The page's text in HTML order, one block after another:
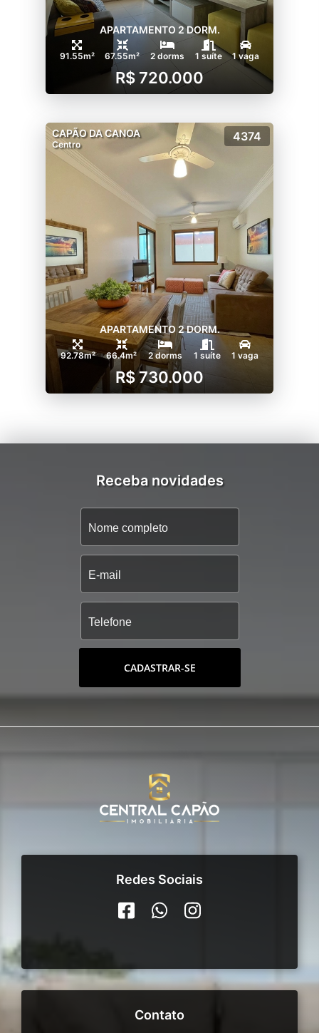
APARTAMENTO 2 DORM.
91.55m² 67.55m² 2 dorms 1 suíte 1 vaga
R$ 720.000
CAPÃO DA CANOA
Centro
4374
APARTAMENTO 2 DORM.
92.78m² 66.4m² 2 dorms 1 suíte 1 vaga
R$ 730.000
Receba novidades
CADASTRAR-SE
Redes Sociais
Contato